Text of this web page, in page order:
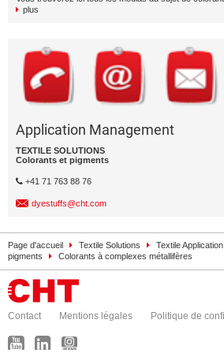
plus
Application Management
TEXTILE SOLUTIONS
Colorants et pigments
+41 71 763 88 76
dyestuffs@cht.com
Page d'accueil Textile Solutions Textile Application
pigments
Colorants à complexes métallifères
Contact Mentions légales Politique de